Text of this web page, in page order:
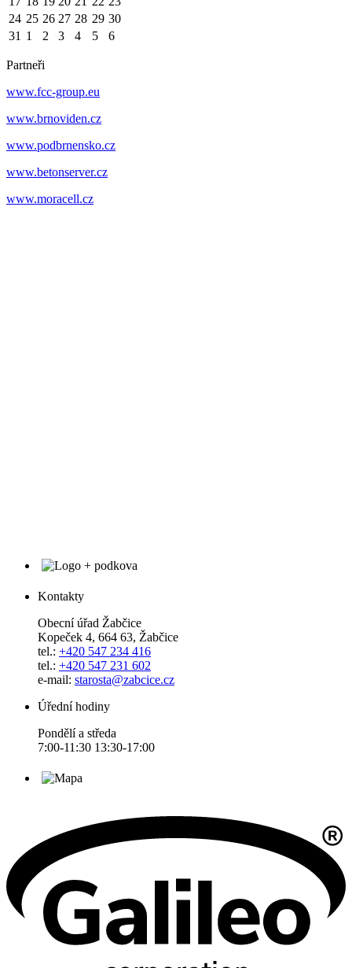
24 25 26 27 28 29 30
31 1 2 3 4 5 6
Partneři
www.fcc-group.eu
www.brnoviden.cz
www.podbrnensko.cz
www.betonserver.cz
www.moracell.cz
Kontakty
Obecní úřad Žabčice
Kopeček 4, 664 63, Žabčice
tel.: +420 547 234 416
tel.: +420 547 231 602
e-mail: starosta@zabcice.cz
Úřední hodiny
Pondělí a středa
7:00-11:30 13:30-17:00